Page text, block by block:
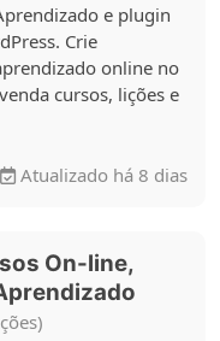
e plugin
Crie
online no
cursos, lições e
Atualizado há 8 dias
On-line,